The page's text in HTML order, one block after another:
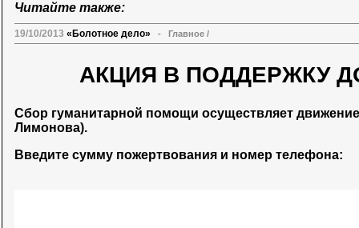
Читайте также:
19/10/2013 «Болотное дело» - Главное /
АКЦИЯ В ПОДДЕРЖКУ
Сбор гуманитарной помощи осуществляет
Лимонова).
Введите сумму пожертвования и номер телефона: